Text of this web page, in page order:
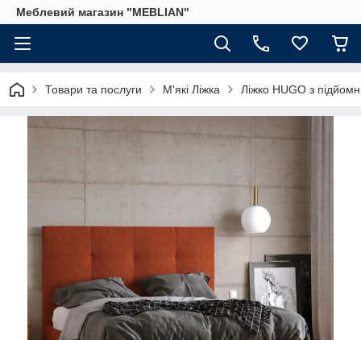
Меблевий магазин "MEBLIAN"
Товари та послуги М'які Ліжка Ліжко HUGO з